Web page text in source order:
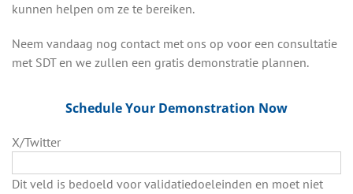
kunnen helpen om ze te bereiken.
Neem vandaag nog contact met ons op voor een consultatie
met SDT en we zullen een gratis demonstratie plannen.
Schedule Your Demonstration Now
X/Twitter
Dit veld is bedoeld voor validatiedoeleinden en moet niet